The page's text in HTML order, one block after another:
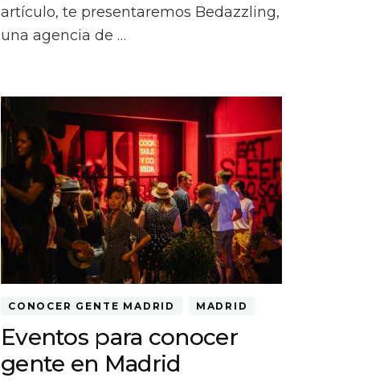
artículo, te presentaremos Bedazzling,
una agencia de …
CONOCER GENTE MADRID MADRID
Eventos para conocer
gente en Madrid